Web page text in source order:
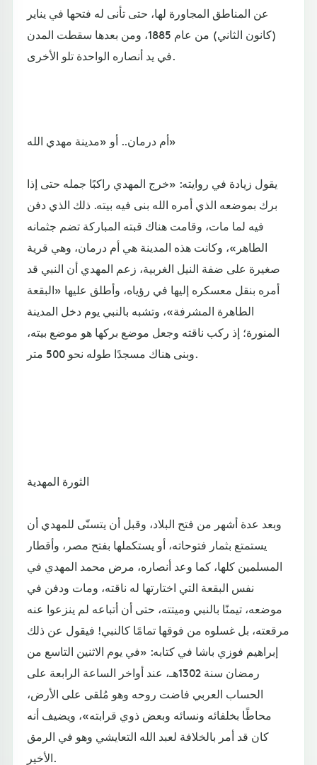
عن المناطق المجاورة لها، حتى تأنى له فتحها في يناير
(كانون الثاني) من عام 1885، ومن بعدها سقطت المدن
في يد أنصاره الواحدة تلو الأخرى.
أم درمان.. أو «مدينة مهدي الله»
يقول زيادة في روايته: «خرج المهدي راكبًا جمله حتى إذا
برك بموضعه الذي أمره الله بنى فيه بيته. ذلك الذي دفن
فيه لما مات، وقامت هناك قبته المباركة تضم جثمانه
الطاهر»، وكانت هذه المدينة هي أم درمان، وهي قرية
صغيرة على ضفة النيل الغربية، زعم المهدي أن النبي قد
أمره بنقل معسكره إليها في رؤياه، وأطلق عليها «البقعة
الطاهرة المشرفة»، وتشبه بالنبي يوم دخل المدينة
المنورة؛ إذ ركب ناقته وجعل موضع بركها هو موضع بيته،
وبنى هناك مسجدًا طوله نحو 500 متر.
الثورة المهدية
وبعد عدة أشهر من فتح البلاد، وقبل أن يتسنّى للمهدي أن
يستمتع بثمار فتوحاته، أو يستكملها بفتح مصر، وأقطار
المسلمين كلها، كما وعد أنصاره، مرض محمد المهدي في
نفس البقعة التي اختارتها له ناقته، ومات ودفن في
موضعه، تيمنًا بالنبي وميتته، حتى أن أتباعه لم ينزعوا عنه
مرقعته، بل غسلوه من فوقها تمامًا كالنبي! فيقول عن ذلك
إبراهيم فوزي باشا في كتابه: «في يوم الاثنين التاسع من
رمضان سنة 1302هـ، عند أواخر الساعة الرابعة على
الحساب العربي فاضت روحه وهو مُلقى على الأرض،
محاطًا بخلفائه ونسائه وبعض ذوي قرابته»، ويضيف أنه
كان قد أمر بالخلافة لعبد الله التعايشي وهو في الرمق
الأخير.